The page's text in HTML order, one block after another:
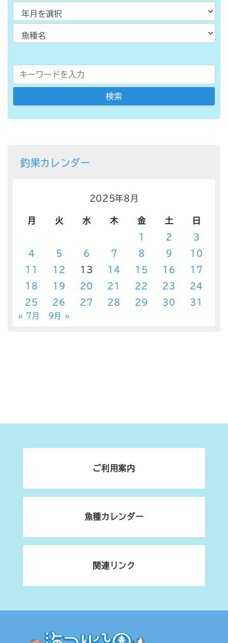
釣果カレンダー
2025年8月
月 火 水 木 金 土
日
1
2
3
4
5 6 7 8 9
10
11
12 13 14 15 16
17
18
19 20 21 22 23
24
25
26 27 28 29 30 31
« 7月 9月 »
ご利用案内
魚種カレンダー
関連リンク